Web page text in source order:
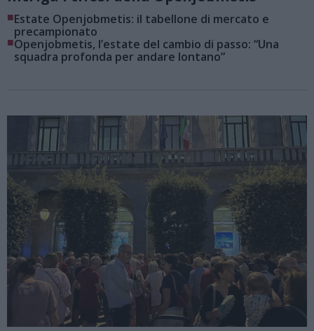
■Estate Openjobmetis: il tabellone di mercato e
precampionato
■Openjobmetis, l’estate del cambio di passo: “Una
squadra profonda per andare lontano”